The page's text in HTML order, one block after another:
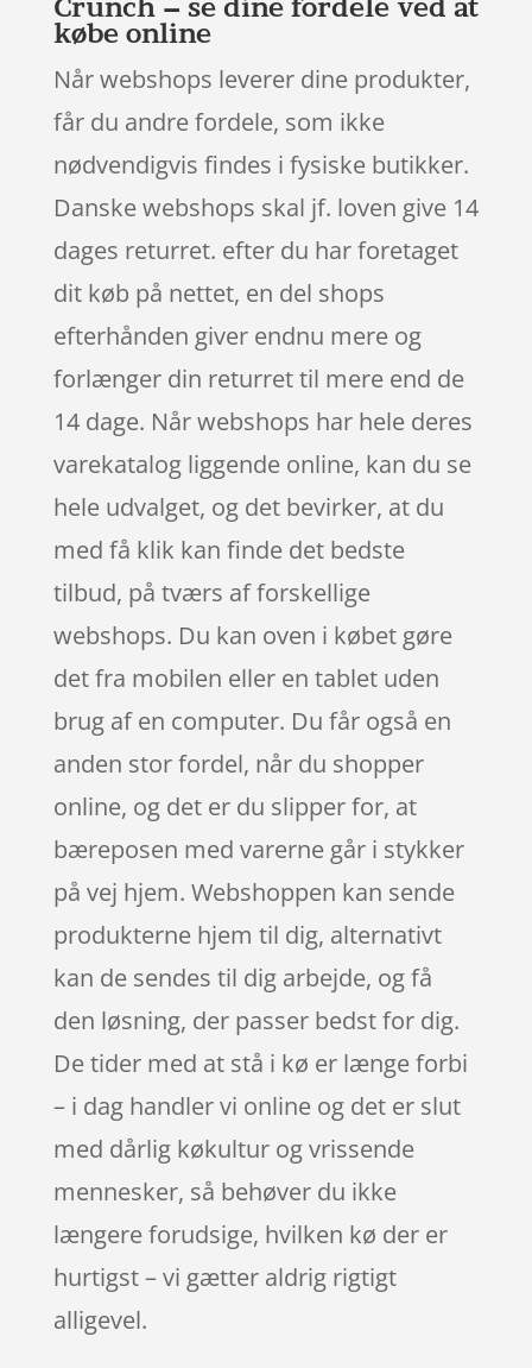
Crunch – se dine fordele ved at
købe online
Når webshops leverer dine produkter,
får du andre fordele, som ikke
nødvendigvis findes i fysiske butikker.
Danske webshops skal jf. loven give 14
dages returret. efter du har foretaget
dit køb på nettet, en del shops
efterhånden giver endnu mere og
forlænger din returret til mere end de
14 dage. Når webshops har hele deres
varekatalog liggende online, kan du se
hele udvalget, og det bevirker, at du
med få klik kan finde det bedste
tilbud, på tværs af forskellige
webshops. Du kan oven i købet gøre
det fra mobilen eller en tablet uden
brug af en computer. Du får også en
anden stor fordel, når du shopper
online, og det er du slipper for, at
bæreposen med varerne går i stykker
på vej hjem. Webshoppen kan sende
produkterne hjem til dig, alternativt
kan de sendes til dig arbejde, og få
den løsning, der passer bedst for dig.
De tider med at stå i kø er længe forbi
– i dag handler vi online og det er slut
med dårlig køkultur og vrissende
mennesker, så behøver du ikke
længere forudsige, hvilken kø der er
hurtigst – vi gætter aldrig rigtigt
alligevel.